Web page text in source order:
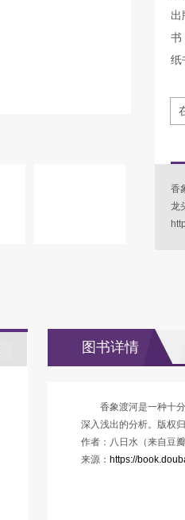
出
纸
香
龙
图书详情
香象渡河是一种十
深入浅出的分析。版权
作者：八日水（来自豆
来源： https://